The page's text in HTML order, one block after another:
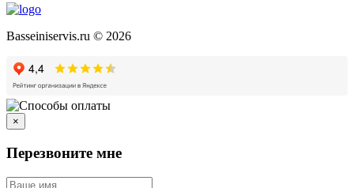
Basseiniservis.ru © 2026
×
Перезвоните мне